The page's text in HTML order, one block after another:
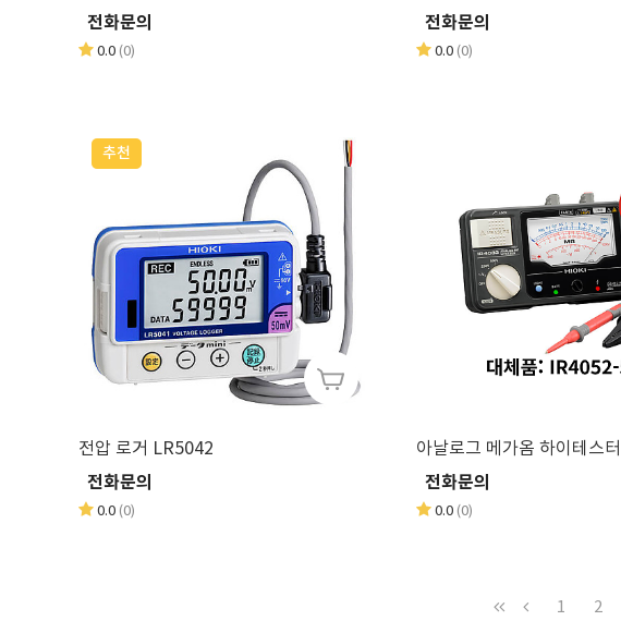
전화문의
0.0 (0)
전화문의
0.0 (0)
추천
전압 로거 LR5042
전화문의
0.0 (0)
전화문의
0.0 (0)
1 2